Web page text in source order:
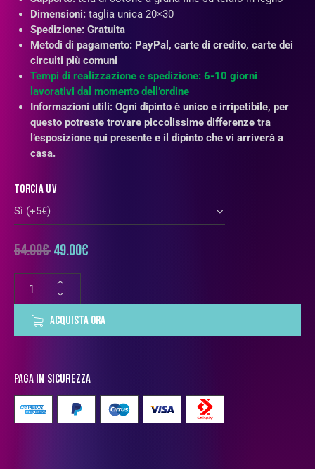
Dimensioni:taglia unica 20×30
Spedizione: Gratuita
Metodi di pagamento: PayPal, carte di credito, carte dei
circuiti più comuni
Tempi di realizzazione e spedizione: 6-10 giorni
lavorativi dal momento dell’ordine
Informazioni utili: Ogni dipinto è unico e irripetibile, per
questo potreste trovare piccolissime differenze tra
l’esposizione qui presente e il dipinto che vi arriverà a
casa.
Torcia UV
54.00€49.00€
ACQUISTA ORA
Paga in sicurezza